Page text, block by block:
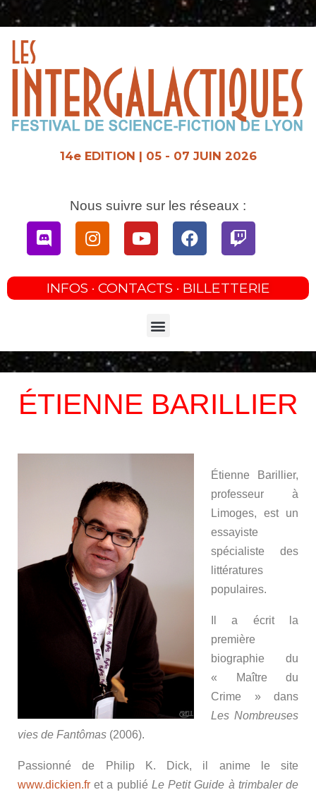
Aller
14e EDITION | 05 - 07 JUIN 2026
Nous suivre sur les réseaux :
DiscordInstagramYoutubeFacebookTwitch
INFOS · CONTACTS · BILLETTERIE
Menu
ÉTIENNE BARILLIER
Étienne Barillier,
professeur à
Limoges, est un
essayiste
spécialiste des
littératures
populaires.
Il a écrit la
première
biographie du
« Maître du
Crime » dans
Les Nombreuses
vies de Fantômas (2006).
Passionné de Philip K. Dick, il anime le site
www.dickien.fr et a publié Le Petit Guide à trimbaler de